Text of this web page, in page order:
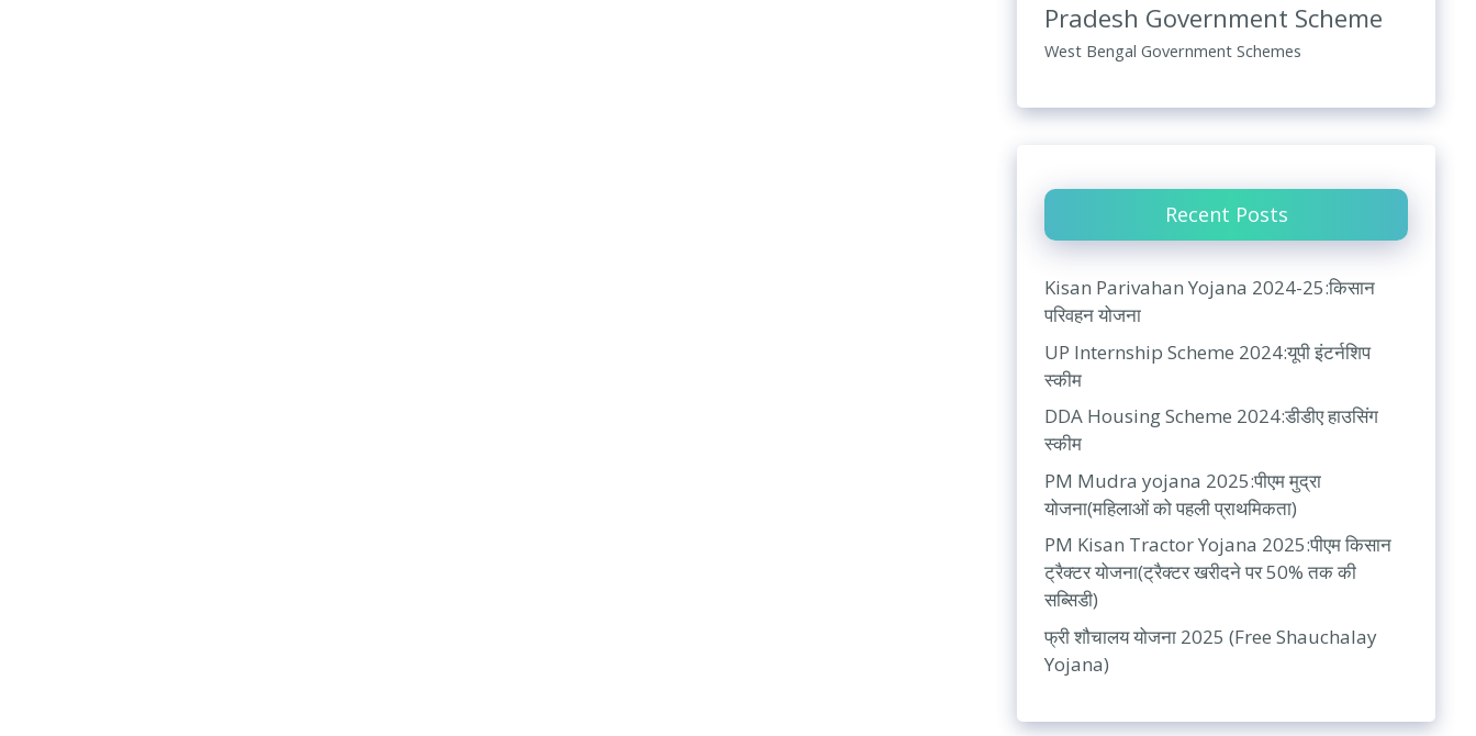
Pradesh Government Scheme
West Bengal Government Schemes
Recent Posts
Kisan Parivahan Yojana 2024-25:किसान
परिवहन योजना
UP Internship Scheme 2024:यूपी इंटर्नशिप
स्कीम
DDA Housing Scheme 2024:डीडीए हाउसिंग
स्कीम
PM Mudra yojana 2025:पीएम मुद्रा
योजना(महिलाओं को पहली प्राथमिकता)
PM Kisan Tractor Yojana 2025:पीएम किसान
ट्रैक्टर योजना(ट्रैक्टर खरीदने पर 50% तक की
सब्सिडी)
फ्री शौचालय योजना 2025 (Free Shauchalay
Yojana)